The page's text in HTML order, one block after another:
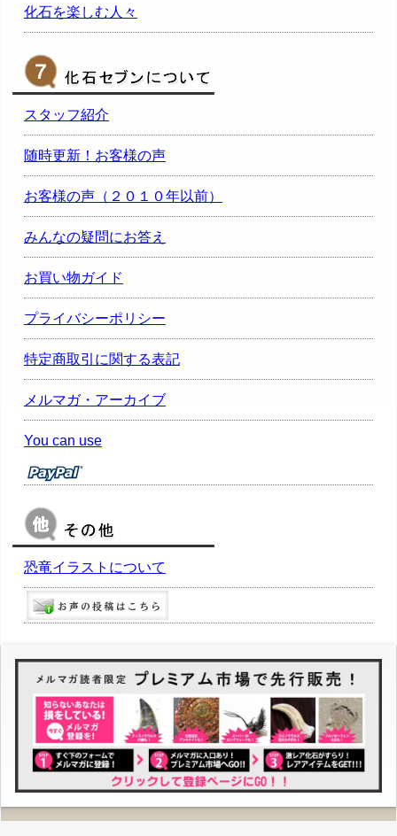
化石を楽しむ人々
スタッフ紹介
随時更新！お客様の声
お客様の声（２０１０年以前）
みんなの疑問にお答え
お買い物ガイド
プライバシーポリシー
特定商取引に関する表記
メルマガ・アーカイブ
You can use
恐竜イラストについて